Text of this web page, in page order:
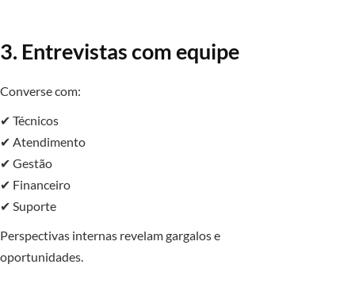
3. Entrevistas com equipe
Converse com:
✔ Técnicos
✔ Atendimento
✔ Gestão
✔ Financeiro
✔ Suporte
Perspectivas internas revelam gargalos e
oportunidades.